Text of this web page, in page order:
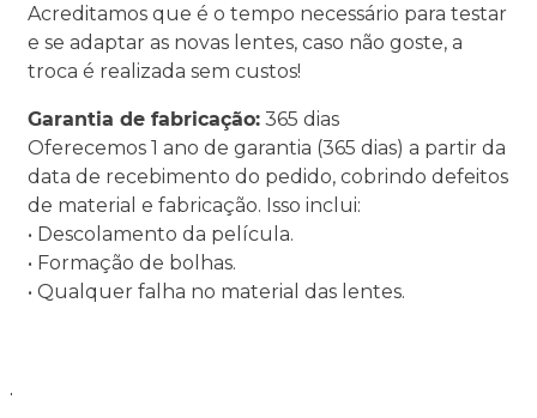
Acreditamos que é o tempo necessário para testar
e se adaptar as novas lentes, caso não goste, a
troca é realizada sem custos!
Garantia de fabricação: 365 dias
Oferecemos 1 ano de garantia (365 dias) a partir da
data de recebimento do pedido, cobrindo defeitos
de material e fabricação. Isso inclui:
• Descolamento da película.
• Formação de bolhas.
• Qualquer falha no material das lentes.
.